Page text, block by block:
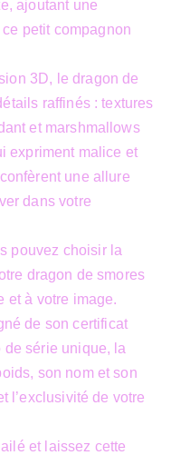
ajoutant une
petit compagnon
3D, le dragon de
raffinés : textures
et marshmallows
expriment malice et
une allure
dans votre
pouvez choisir la
dragon de smores
et à votre image.
de son certificat
de série unique, la
son nom et son
l’exclusivité de votre
et laissez cette